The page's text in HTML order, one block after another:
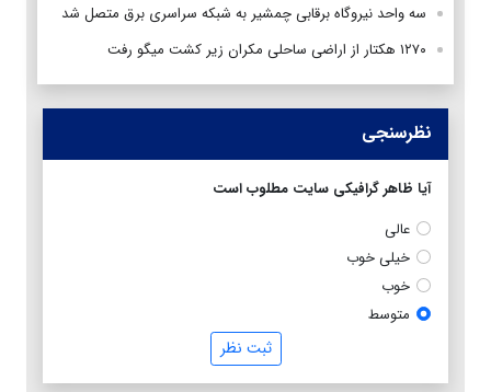
سه واحد نیروگاه برقابی چمشیر به شبکه سراسری برق متصل شد
۱۲۷۰ هکتار از اراضی ساحلی مکران زیر کشت میگو رفت
نظرسنجی
آیا ظاهر گرافیکی سایت مطلوب است
عالی
خیلی خوب
خوب
متوسط
ثبت نظر